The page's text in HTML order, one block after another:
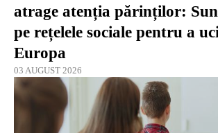
atrage atenția părinților:
pe rețelele sociale pentru a
Europa
03 AUGUST 2026